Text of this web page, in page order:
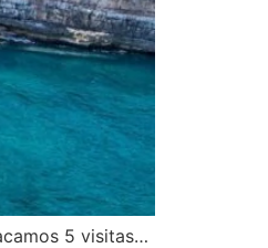
5 visitas…